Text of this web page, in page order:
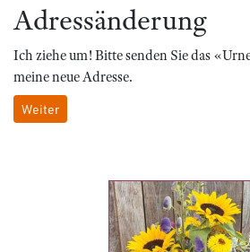
Adressänderung
Ich ziehe um! Bitte senden Sie das
meine neue Adresse.
Weiter